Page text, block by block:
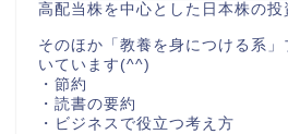
高配当株を中心とした日本株の投
そのほか「教養を身につける系
いています(^^)
・節約
・読書の要約
・ビジネスで役立つ考え方